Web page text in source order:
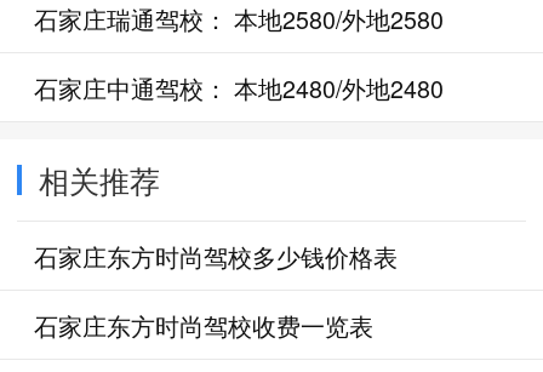
石家庄瑞通驾校： 本地2580/外地2580
石家庄中通驾校： 本地2480/外地2480
相关推荐
石家庄东方时尚驾校多少钱价格表
石家庄东方时尚驾校收费一览表